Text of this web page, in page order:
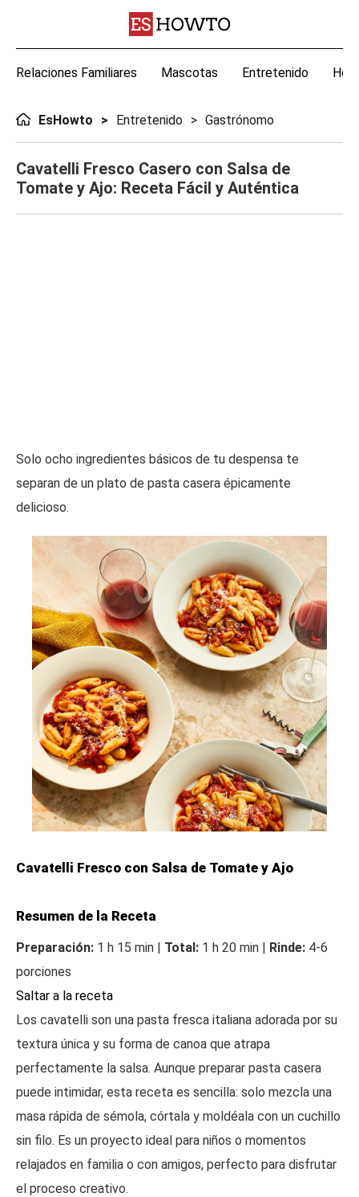
Relaciones Familiares Mascotas Entretenido
EsHowto Entretenido Gastrónomo
Cavatelli Fresco Casero con Salsa de
Tomate y Ajo: Receta Fácil y Auténtica
Solo ocho ingredientes básicos de tu despensa te
separan de un plato de pasta casera épicamente
delicioso.
Cavatelli Fresco con Salsa de Tomate y Ajo
Resumen de la Receta
Preparación: 1 h 15 min | Total: 1 h 20 min | Rinde: 4-6
porciones
Saltar a la receta
Los cavatelli son una pasta fresca italiana adorada por su
textura única y su forma de canoa que atrapa
perfectamente la salsa. Aunque preparar pasta casera
puede intimidar, esta receta es sencilla: solo mezcla una
masa rápida de sémola, córtala y moldéala con un cuchillo
sin filo. Es un proyecto ideal para niños o momentos
relajados en familia o con amigos, perfecto para disfrutar
el proceso creativo.